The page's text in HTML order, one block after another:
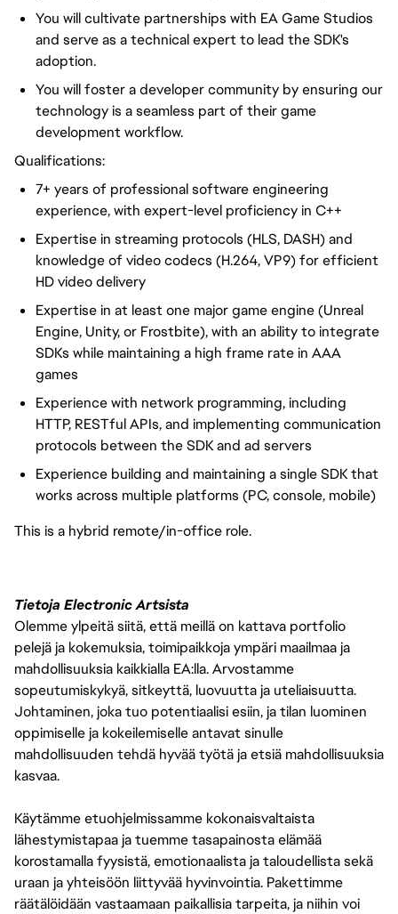
You will cultivate partnerships with EA Game Studios
and serve as a technical expert to lead the SDK's
adoption.
You will foster a developer community by ensuring our
technology is a seamless part of their game
development workflow.
Qualifications:
7+ years of professional software engineering
experience, with expert-level proficiency in C++
Expertise in streaming protocols (HLS, DASH) and
knowledge of video codecs (H.264, VP9) for efficient
HD video delivery
Expertise in at least one major game engine (Unreal
Engine, Unity, or Frostbite), with an ability to integrate
SDKs while maintaining a high frame rate in AAA
games
Experience with network programming, including
HTTP, RESTful APIs, and implementing communication
protocols between the SDK and ad servers
Experience building and maintaining a single SDK that
works across multiple platforms (PC, console, mobile)
This is a hybrid remote/in-office role.
Tietoja Electronic Artsista
Olemme ylpeitä siitä, että meillä on kattava portfolio
pelejä ja kokemuksia, toimipaikkoja ympäri maailmaa ja
mahdollisuuksia kaikkialla EA:lla. Arvostamme
sopeutumiskykyä, sitkeyttä, luovuutta ja uteliaisuutta.
Johtaminen, joka tuo potentiaalisi esiin, ja tilan luominen
oppimiselle ja kokeilemiselle antavat sinulle
mahdollisuuden tehdä hyvää työtä ja etsiä mahdollisuuksia
kasvaa.
Käytämme etuohjelmissamme kokonaisvaltaista
lähestymistapaa ja tuemme tasapainosta elämää
korostamalla fyysistä, emotionaalista ja taloudellista sekä
uraan ja yhteisöön liittyvää hyvinvointia. Pakettimme
räätälöidään vastaamaan paikallisia tarpeita, ja niihin voi